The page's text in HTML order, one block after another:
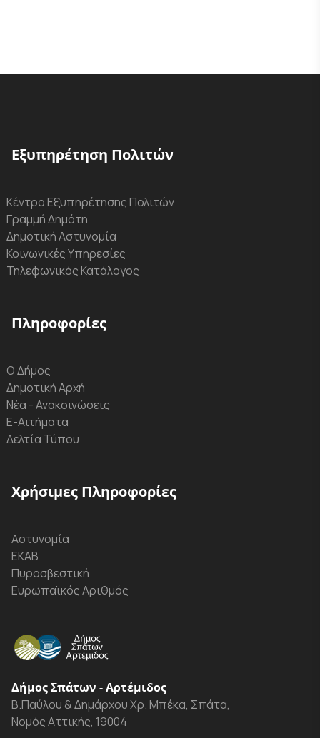
Εξυπηρέτηση Πολιτών
Κέντρο Εξυπηρέτησης Πολιτών
Γραμμή Δημότη
Δημοτική Αστυνομία
Κοινωνικές Υπηρεσίες
Τηλεφωνικός Κατάλογος
Πληροφορίες
Ο Δήμος
Δημοτική Αρχή
Νέα - Ανακοινώσεις
Ε-Αιτήματα
Δελτία Τύπου
Χρήσιμες Πληροφορίες
Αστυνομία
ΕΚΑΒ
Πυροσβεστική
Ευρωπαϊκός Αριθμός
Δήμος Σπάτων - Αρτέμιδος
Β.Παύλου & Δημάρχου Χρ. Μπέκα, Σπάτα,
Νομός Αττικής, 19004